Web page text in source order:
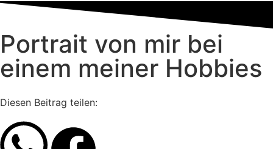
Portrait von mir bei
einem meiner Hobbies
Diesen Beitrag teilen: